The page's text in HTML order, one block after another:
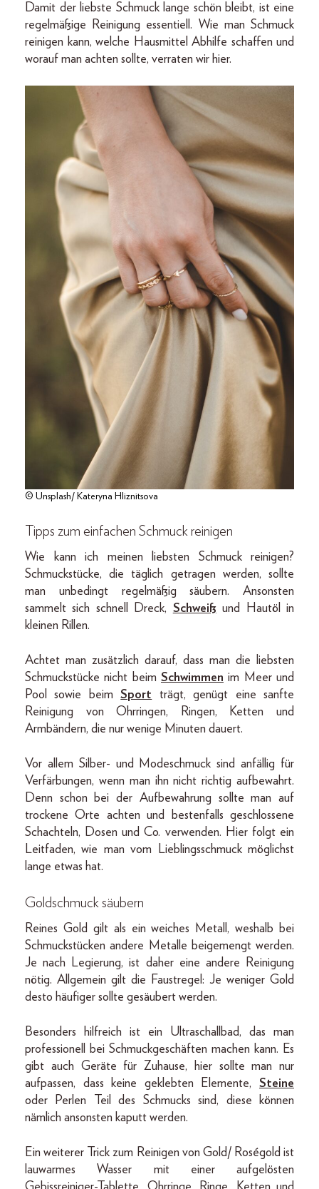
Damit der liebste Schmuck lange schön bleibt, ist eine
regelmäßige Reinigung essentiell. Wie man Schmuck
reinigen kann, welche Hausmittel Abhilfe schaffen und
worauf man achten sollte, verraten wir hier.
© Unsplash/ Kateryna Hliznitsova
Tipps zum einfachen Schmuck reinigen
Wie kann ich meinen liebsten Schmuck reinigen?
Schmuckstücke, die täglich getragen werden, sollte
man unbedingt regelmäßig säubern. Ansonsten
sammelt sich schnell Dreck, Schweißund Hautöl in
kleinen Rillen.
Achtet man zusätzlich darauf, dass man die liebsten
Schmuckstücke nicht beim Schwimmen im Meer und
Pool sowie beimSport trägt, genügt eine sanfte
Reinigung von Ohrringen, Ringen, Ketten und
Armbändern, die nur wenige Minuten dauert.
Vor allem Silber- und Modeschmuck sind anfällig für
Verfärbungen, wenn man ihn nicht richtig aufbewahrt.
Denn schon bei der Aufbewahrung sollte man auf
trockene Orte achten und bestenfalls geschlossene
Schachteln, Dosen und Co. verwenden. Hier folgt ein
Leitfaden, wie man vom Lieblingsschmuck möglichst
lange etwas hat.
Goldschmuck säubern
Reines Gold gilt als ein weiches Metall, weshalb bei
Schmuckstücken andere Metalle beigemengt werden.
Je nach Legierung, ist daher eine andere Reinigung
nötig. Allgemein gilt die Faustregel: Je weniger Gold
desto häufiger sollte gesäubert werden.
Besonders hilfreich ist ein Ultraschallbad, das man
professionell bei Schmuckgeschäften machen kann. Es
gibt auch Geräte für Zuhause, hier sollte man nur
aufpassen, dass keine geklebten Elemente, Steine
oder Perlen Teil des Schmucks sind, diese können
nämlich ansonsten kaputt werden.
Ein weiterer Trick zum Reinigen von Gold/ Roségold ist
lauwarmes Wasser mit einer aufgelösten